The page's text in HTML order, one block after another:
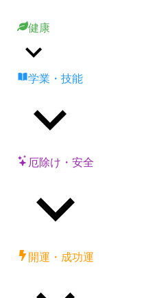
健康
学業・技能
厄除け・安全
開運・成功運